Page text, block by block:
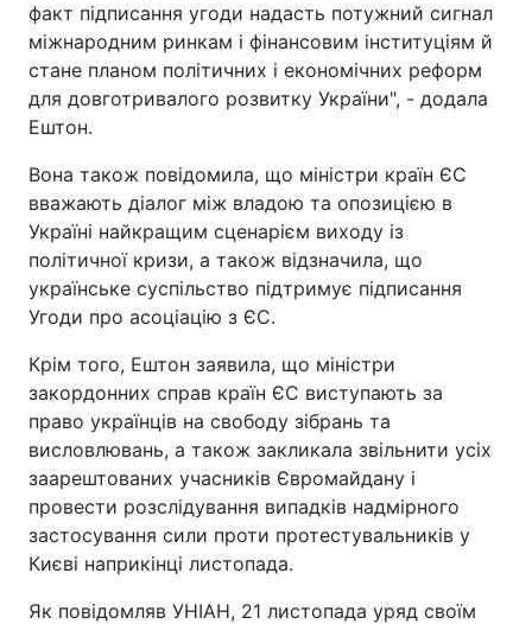
факт підписання угоди надасть потужний сигнал
міжнародним ринкам і фінансовим інституціям й
стане планом політичних і економічних реформ
для довготривалого розвитку України", - додала
Ештон.
Вона також повідомила, що міністри країн ЄС
вважають діалог між владою та опозицією в
Україні найкращим сценарієм виходу із
політичної кризи, а також відзначила, що
українське суспільство підтримує підписання
Угоди про асоціацію з ЄС.
Крім того, Ештон заявила, що міністри
закордонних справ країн ЄС виступають за
право українців на свободу зібрань та
висловлювань, а також закликала звільнити усіх
заарештованих учасників Євромайдану і
провести розслідування випадків надмірного
застосування сили проти протестувальників у
Києві наприкінці листопада.
Як повідомляв УНІАН, 21 листопада уряд своїм